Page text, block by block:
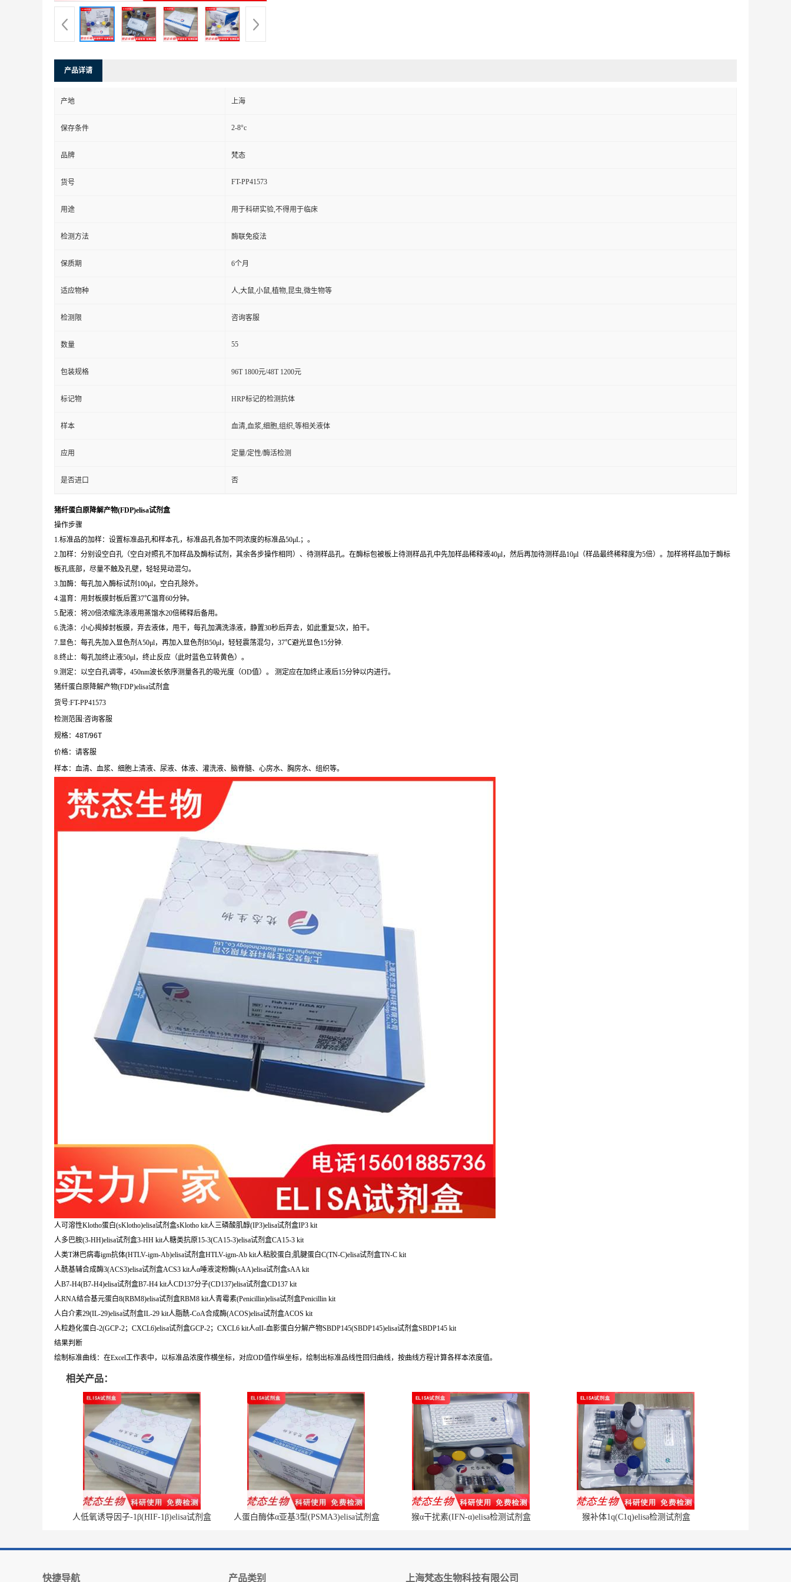
产品详请
产地 上海
保存条件 2-8°c
品牌 梵态
货号 FT-PP41573
用途 用于科研实验,不得用于临床
检测方法 酶联免疫法
保质期 6个月
适应物种 人,大鼠,小鼠,植物,昆虫,微生物等
检测限 咨询客服
数量 55
包装规格 96T 1800元/48T 1200元
标记物 HRP标记的检测抗体
样本 血清,血浆,细胞,组织,等相关液体
应用 定量/定性/酶活检测
是否进口 否
猪纤蛋白原降解产物(FDP)elisa试剂盒
操作步骤
1.标准品的加样：设置标准品孔和样本孔，标准品孔各加不同浓度的标准品50μL；。
2.加样：分别设空白孔（空白对照孔不加样品及酶标试剂，其余各步操作相同）、待测样品孔。在酶标包被板上待测样品孔中先加样品稀释液40μl，然后再加待测样品10μl（样品最终稀释度为5倍）。加样将样品加于酶标
板孔底部，尽量不触及孔壁，轻轻晃动混匀。
3.加酶：每孔加入酶标试剂100μl，空白孔除外。
4.温育：用封板膜封板后置37℃温育60分钟。
5.配液：将20倍浓缩洗涤液用蒸馏水20倍稀释后备用。
6.洗涤：小心揭掉封板膜，弃去液体，甩干，每孔加满洗涤液，静置30秒后弃去，如此重复5次，拍干。
7.显色：每孔先加入显色剂A50μl，再加入显色剂B50μl，轻轻震荡混匀，37℃避光显色15分钟.
8.终止：每孔加终止液50μl，终止反应（此时蓝色立转黄色）。
9.测定：以空白孔调零，450nm波长依序测量各孔的吸光度（OD值）。 测定应在加终止液后15分钟以内进行。
猪纤蛋白原降解产物(FDP)elisa试剂盒
货号:FT-PP41573
检测范围:咨询客服
规格：48T/96T
价格：请客服
样本：血清、血浆、细胞上清液、尿液、体液、灌洗液、脑脊髓、心房水、胸房水、组织等。
人可溶性Klotho蛋白(sKlotho)elisa试剂盒sKlotho kit人三磷酸肌醇(IP3)elisa试剂盒IP3 kit
人多巴胺(3-HH)elisa试剂盒3-HH kit人糖类抗原15-3(CA15-3)elisa试剂盒CA15-3 kit
人类T淋巴病毒igm抗体(HTLV-igm-Ab)elisa试剂盒HTLV-igm-Ab kit人粘胶蛋白;肌腱蛋白C(TN-C)elisa试剂盒TN-C kit
人酰基辅合成酶3(ACS3)elisa试剂盒ACS3 kit人α唾液淀粉酶(sAA)elisa试剂盒sAA kit
人B7-H4(B7-H4)elisa试剂盒B7-H4 kit人CD137分子(CD137)elisa试剂盒CD137 kit
人RNA结合基元蛋白8(RBM8)elisa试剂盒RBM8 kit人青霉素(Penicillin)elisa试剂盒Penicillin kit
人白介素29(IL-29)elisa试剂盒IL-29 kit人脂酰-CoA合成酶(ACOS)elisa试剂盒ACOS kit
人粒趋化蛋白-2(GCP-2；CXCL6)elisa试剂盒GCP-2；CXCL6 kit人αII-血影蛋白分解产物SBDP145(SBDP145)elisa试剂盒SBDP145 kit
结果判断
绘制标准曲线：在Excel工作表中，以标准品浓度作横坐标，对应OD值作纵坐标，绘制出标准品线性回归曲线，按曲线方程计算各样本浓度值。
相关产品：
人低氧诱导因子-1β(HIF-1β)elisa试剂盒 人蛋白酶体α亚基3型(PSMA3)elisa试剂盒 猴α干扰素(IFN-α)elisa检测试剂盒 猴补体1q(C1q)elisa检测试剂盒
快捷导航 产品类别 上海梵态生物科技有限公司